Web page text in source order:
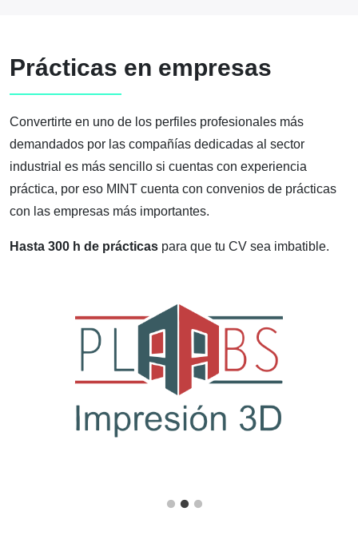
Prácticas en empresas
Convertirte en uno de los perfiles profesionales más
demandados por las compañías dedicadas al sector
industrial es más sencillo si cuentas con experiencia
práctica, por eso MINT cuenta con convenios de prácticas
con las empresas más importantes.
Hasta 300 h de prácticas para que tu CV sea imbatible.